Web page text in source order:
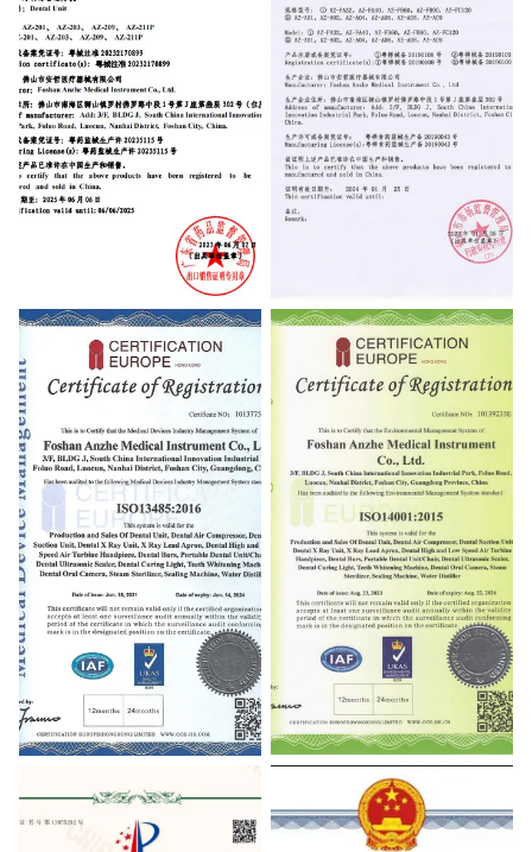
Certificate for exportation of
medical products
Certificate for exportation of
medical products
Certificate of registration